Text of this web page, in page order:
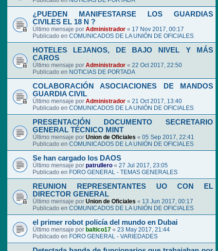
¿PUEDEN MANIFESTARSE LOS GUARDIAS
CIVILES EL 18 N ?
Último mensaje por Administrador « 17 Nov 2017, 00:17
Publicado en COMUNICADOS DE LA UNIÓN DE OFICIALES
HOTELES LEJANOS, DE BAJO NIVEL Y MÁS
CAROS
Último mensaje por Administrador « 22 Oct 2017, 22:50
Publicado en NOTICIAS DE PORTADA
COLABORACIÓN ASOCIACIONES DE MANDOS
GUARDIA CIVIL
Último mensaje por Administrador « 21 Oct 2017, 13:40
Publicado en COMUNICADOS DE LA UNIÓN DE OFICIALES
PRESENTACIÓN DOCUMENTO SECRETARIO
GENERAL TÉCNICO MINT
Último mensaje por Union de Oficiales « 05 Sep 2017, 22:41
Publicado en COMUNICADOS DE LA UNIÓN DE OFICIALES
Se han cargado los DAOS
Último mensaje por patrullero « 27 Jul 2017, 23:05
Publicado en FORO GENERAL - TEMAS GENERALES
REUNION REPRESENTANTES UO CON EL
DIRECTOR GENERAL
Último mensaje por Union de Oficiales « 13 Jun 2017, 00:17
Publicado en COMUNICADOS DE LA UNIÓN DE OFICIALES
el primer robot policía del mundo en Dubai
Último mensaje por baltico17 « 23 May 2017, 21:44
Publicado en FORO GENERAL - VARIEDADES